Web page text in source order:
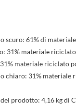
scuro: 61% di
31% materiale
materiale riciclato
chiaro: 31% materiale
prodotto: 4,16 kg di